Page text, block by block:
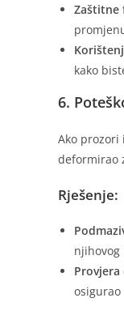
Zaštitne
kako
6.
Ako prozori
deformirao
Rješenje:
njihovog